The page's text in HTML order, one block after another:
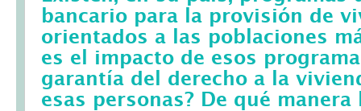
bancario para la provisión de
orientados a las poblaciones
es el impacto de esos
garantía del derecho a la
esas personas? De qué